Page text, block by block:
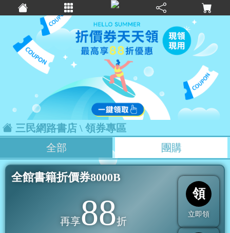
三民網路書店 \ 領券專區
全部
團購
全館書籍折價券8000B
再享88折
領
立即領